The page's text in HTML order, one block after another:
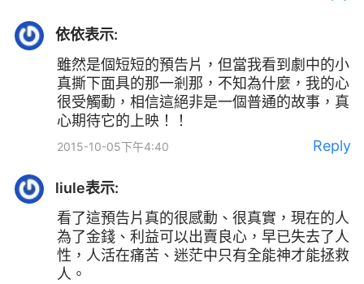
依依表示:
2015-10-05下午4:40
雖然是個短短的預告片，但當我看到劇中的小
真撕下面具的那一剎那，不知為什麼，我的心
很受觸動，相信這絕非是一個普通的故事，真
心期待它的上映！！
Reply
liule表示:
看了這預告片真的很感動、很真實，現在的人
為了金錢、利益可以出賣良心，早已失去了人
性，人活在痛苦、迷茫中只有全能神才能拯救
人。